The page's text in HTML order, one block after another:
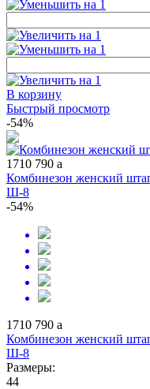
В корзину
Быстрый просмотр
-54%
1710 790 a
Комбинезон женский
Ш-8
-54%
1710 790 a
Комбинезон женский
Ш-8
Размеры:
44